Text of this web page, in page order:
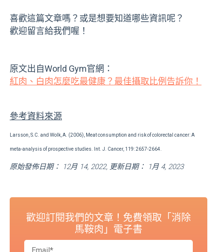
喜歡這篇文章嗎？或是想要知道哪些資訊呢？
歡迎留言給我們喔！
原文出自World Gym官網：
紅肉、白肉怎麼吃最健康？最佳攝取比例告訴你！
參考資料來源
Larsson, S.C. and Wolk, A. (2006), Meat consumption and risk of colorectal cancer: A
meta-analysis of prospective studies. Int. J. Cancer, 119: 2657-2664.
原始發佈日期： 12月 14, 2022, 更新日期： 1月 4, 2023
歡迎訂閱我們的文章！免費領取「消除
馬鞍肉」電子書